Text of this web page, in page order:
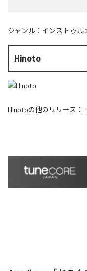
ジャンル： インストゥル
Hinoto
Hinotoの他のリリース：